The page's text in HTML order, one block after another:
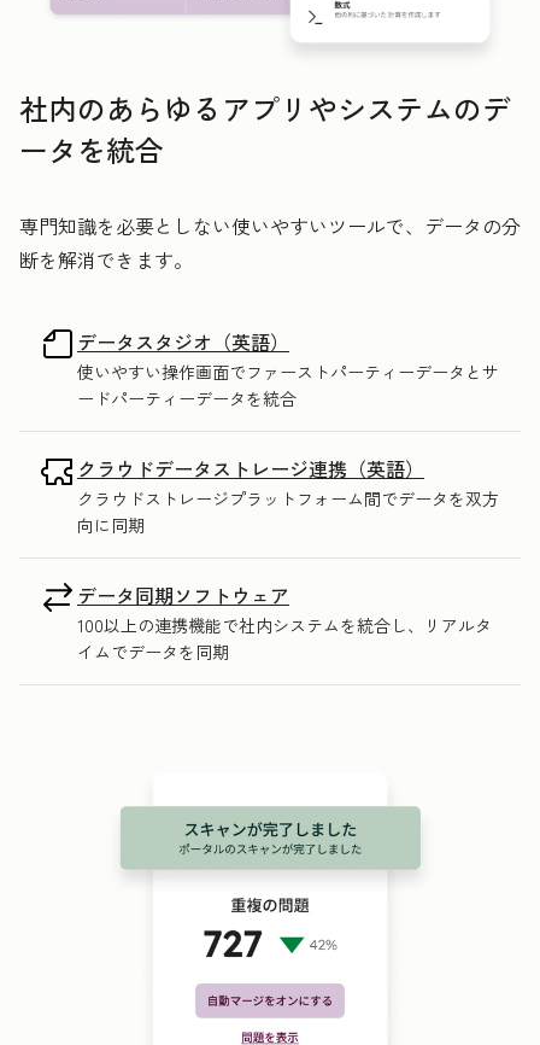
社内のあらゆるアプリやシステムのデ
ータを統合
専門知識を必要としない使いやすいツールで、データの分
断を解消できます。
データスタジオ（英語）
使いやすい操作画面でファーストパーティーデータとサ
ードパーティーデータを統合
クラウドデータストレージ連携（英語）
クラウドストレージプラットフォーム間でデータを双方
向に同期
データ同期ソフトウェア
100以上の連携機能で社内システムを統合し、リアルタ
イムでデータを同期